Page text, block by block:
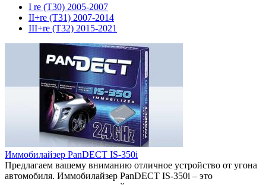
I re (T30) 2005-2007
II+re (T31) 2007-2014
III+re (T32) 2015-2021
Иммобилайзер PanDECT IS-350i
Предлагаем вашему вниманию отличное устройство от угона
автомобиля. Иммобилайзер PanDECT IS-350i – это